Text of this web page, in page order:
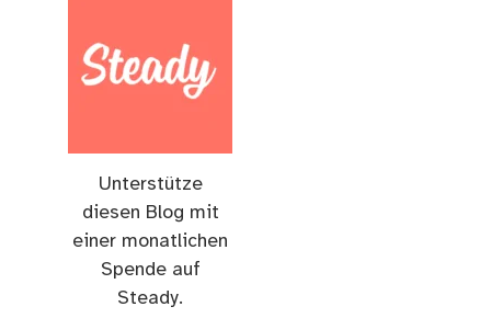
Unterstütze
diesen Blog mit
einer monatlichen
Spende auf
Steady.